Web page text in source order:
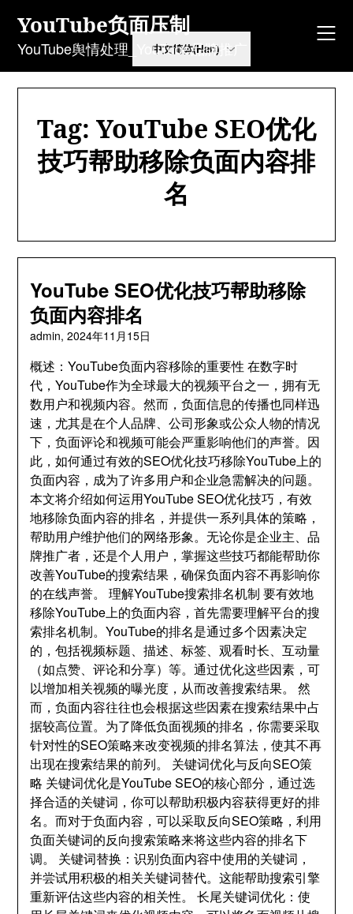
content
YouTube负面压制
YouTube舆情处理_YouTube品牌推广
Tag: YouTube SEO优化
技巧帮助移除负面内容排
名
YouTube SEO优化技巧帮助移除
负面内容排名
admin,2024年11月15日
概述 ：YouTube负面内容移除的重要性 在数字时
代 ，YouTube作为全球最大的视频平台之一 ，拥有无
数用户和视频内容。然而 ，负面信息的传播也同样迅
速 ， 尤其是在个人品牌、公司形象或公众人物的情况
下 ，负面评论和视频可能会严重影响他们的声誉。 因
此 ，如何通过有效的SEO优化技巧移除YouTube上的
负面内容 ， 成为了许多用户和企业急需解决的问题。
本文将介绍如何运用YouTube SEO优化技巧 ，有效
地移除负面内容的排名 ，并提供一系列具体的策略 ，
帮助用户维护他们的网络形象。无论你是企业主、品
牌推广者 ，还是个人用户 ，掌握这些技巧都能帮助你
改善YouTube的搜索结果 ，确保负面内容不再影响你
的在线声誉。理解YouTube搜索排名机制 要有效地
移除YouTube上的负面内容 ，首先需要理解平台的搜
索排名机制。YouTube的排名是通过多个因素决定
的 ，包括视频标题、描述、标签、观看时长、互动量
（如点赞、评论和分享）等。通过优化这些因素 ，可
以增加相关视频的曝光度 ， 从而改善搜索结果。然
而 ，负面内容往往也会根据这些因素在搜索结果中占
据较高位置。 为了降低负面视频的排名 ，你需要采取
针对性的SEO策略来改变视频的排名算法 ，使其不再
出现在搜索结果的前列。 关键词优化与反向SEO策
略 关键词优化是YouTube SEO的核心部分 ，通过选
择合适的关键词 ，你可以帮助积极内容获得更好的排
名。而对于负面内容 ，可以采取反向SEO策略 ，利用
负面关键词的反向搜索策略来将这些内容的排名下
调。 关键词替换 ：识别负面内容中使用的关键词 ，
并尝试用积极的相关关键词替代。这能帮助搜索引擎
重新评估这些内容的相关性。长尾关键词优化 ：使